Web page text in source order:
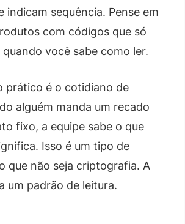
indicam sequência. Pense em
com códigos que só
você sabe como ler.
prático é o cotidiano de
alguém manda um recado
fixo, a equipe sabe o que
Isso é um tipo de
que não seja criptografia. A
um padrão de leitura.